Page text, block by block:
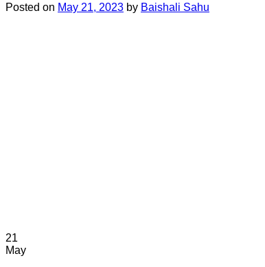
Posted on May 21, 2023 by Baishali Sahu
21
May